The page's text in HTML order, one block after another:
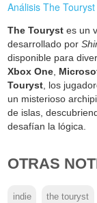
Análisis The Touryst
The Touryst es un
desarrollado por
disponible para
Xbox One,
Touryst, los
un misterioso
de islas,
desafían la lógica.
OTRAS
indie the touryst